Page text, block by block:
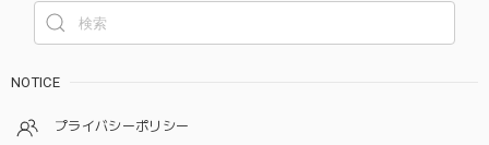
NOTICE
プライバシーポリシー